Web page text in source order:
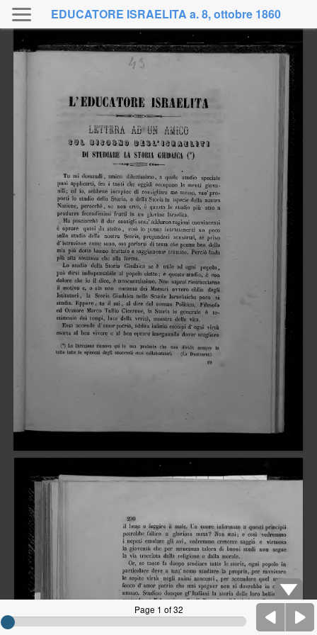
EDUCATORE ISRAELITA a. 8, ottobre 1860
Page 1 of 32